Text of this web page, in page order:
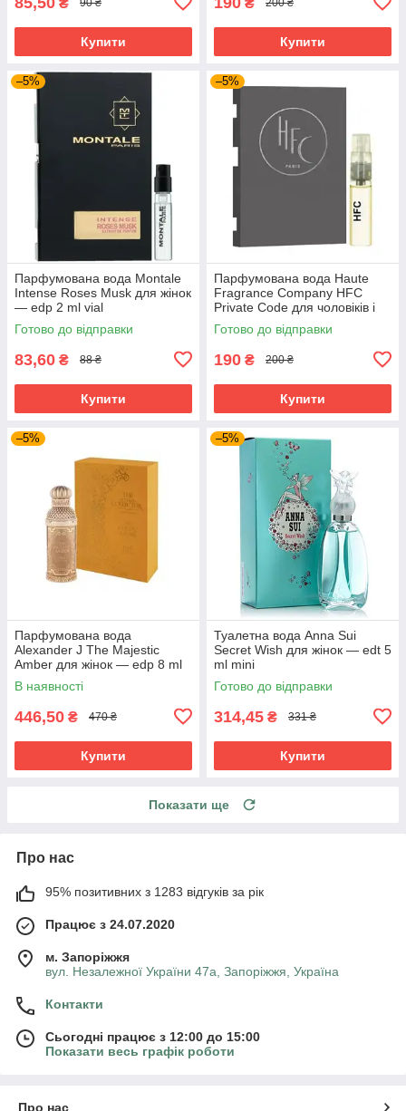
90 ₴
Купити
200 ₴
Купити
–5%
Парфумована вода Montale
Intense Roses Musk для жінок
— edp 2 ml vial
Готово до відправки
83,60 ₴ 88 ₴
Купити
–5%
Парфумована вода Haute
Fragrance Company HFC
Private Code для чоловіків і
жінок — edp 2.5 ml vial
Готово до відправки
190 ₴ 200 ₴
Купити
–5%
Парфумована вода
Alexander J The Majestic
Amber для жінок — edp 8 ml
mini
В наявності
446,50 ₴ 470 ₴
Купити
–5%
Туалетна вода Anna Sui
Secret Wish для жінок — edt 5
ml mini
Готово до відправки
314,45 ₴ 331 ₴
Купити
Показати ще
Про нас
95% позитивних з 1283 відгуків за рік
Працює з 24.07.2020
м. Запоріжжя
вул. Незалежної України 47а, Запоріжжя, Україна
Контакти
Сьогодні працює з 12:00 до 15:00
Показати весь графік роботи
Про нас